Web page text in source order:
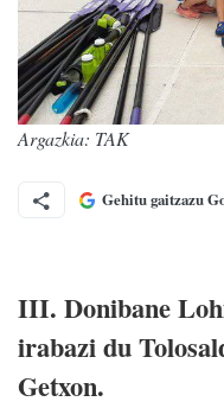
Argazkia: TAK
Gehitu gaitzazu
III. Donibane
irabazi du
Getxon.